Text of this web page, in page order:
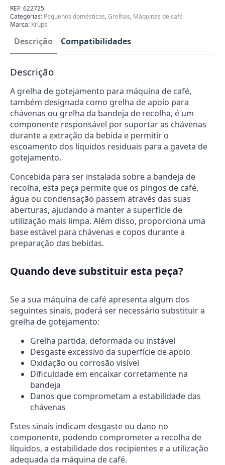
de
Café
Krups
MS-
622725
REF:622725
Categorias: Pequenos domésticos,Grelhas, Máquinas de café
Marca: Krups
Descrição Compatibilidades
Descrição
A grelha de gotejamento para máquina de café,
também designada como grelha de apoio para
chávenas ou grelha da bandeja de recolha, é um
componente responsável por suportar as chávenas
durante a extração da bebida e permitir o
escoamento dos líquidos residuais para a gaveta de
gotejamento.
Concebida para ser instalada sobre a bandeja de
recolha, esta peça permite que os pingos de café,
água ou condensação passem através das suas
aberturas, ajudando a manter a superfície de
utilização mais limpa. Além disso, proporciona uma
base estável para chávenas e copos durante a
preparação das bebidas.
Quando deve substituir esta peça?
Se a sua máquina de café apresenta algum dos
seguintes sinais, poderá ser necessário substituir a
grelha de gotejamento:
Grelha partida, deformada ou instável
Desgaste excessivo da superfície de apoio
Oxidação ou corrosão visível
Dificuldade em encaixar corretamente na
bandeja
Danos que comprometam a estabilidade das
chávenas
Estes sinais indicam desgaste ou dano no
componente, podendo comprometer a recolha de
líquidos, a estabilidade dos recipientes e a utilização
adequada da máquina de café.